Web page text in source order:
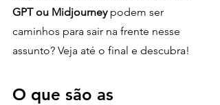
GPT ou Midjourney podem ser
caminhos para sair na frente nesse
assunto? Veja até o final e descubra!
O que são as